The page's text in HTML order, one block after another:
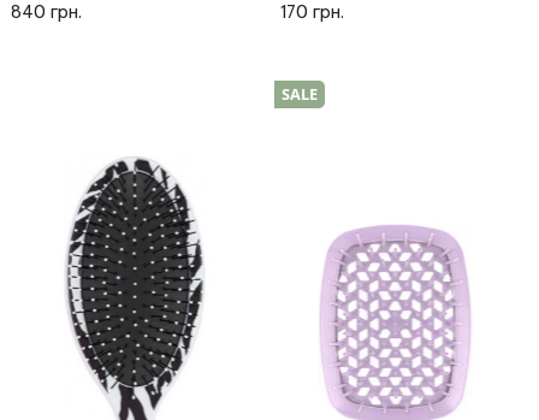
840 грн. 170 грн.
SALE